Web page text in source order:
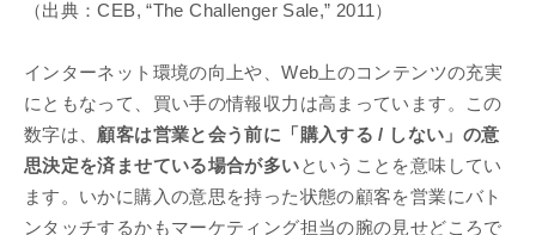
（出典：CEB, “The Challenger Sale,” 2011）
インターネット環境の向上や、Web上のコンテンツの充実
にともなって、買い手の情報収力は高まっています。この
数字は、 顧客は営業と会う前に「購入する / しない」の意
思決定を済ませている場合が多いということを意味してい
ます。いかに購入の意思を持った状態の顧客を営業にバト
ンタッチするかもマーケティング担当の腕の見せどころで